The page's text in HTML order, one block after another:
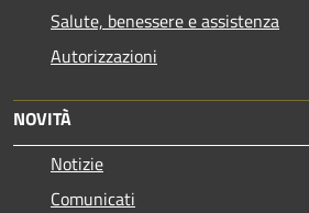
Salute, benessere e assistenza
Autorizzazioni
NOVITÀ
Notizie
Comunicati